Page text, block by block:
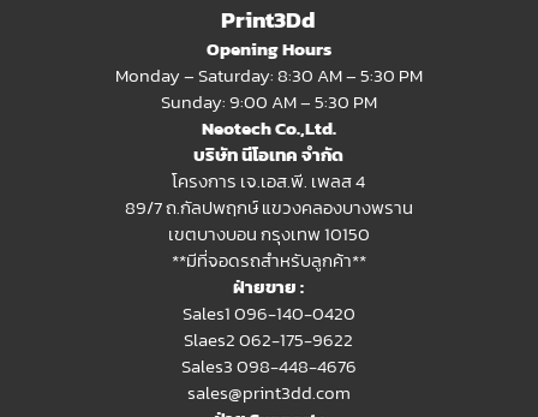
Print3Dd
Opening Hours
Monday – Saturday: 8:30 AM – 5:30 PM
Sunday: 9:00 AM – 5:30 PM
Neotech Co.,Ltd.
บริษัท นีโอเทค จำกัด
โครงการ เจ.เอส.พี. เพลส 4
89/7 ถ.กัลปพฤกษ์ แขวงคลองบางพราน
เขตบางบอน กรุงเทพ 10150
**มีที่จอดรถสำหรับลูกค้า**
ฝ่ายขาย :
Sales1 096-140-0420
Slaes2062-175-9622
Sales3 098-448-4676
sales@print3dd.com